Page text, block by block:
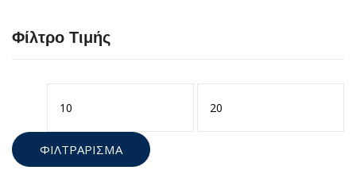
Φίλτρο Τιμής
ΦΙΛΤΡΆΡΙΣΜΑ